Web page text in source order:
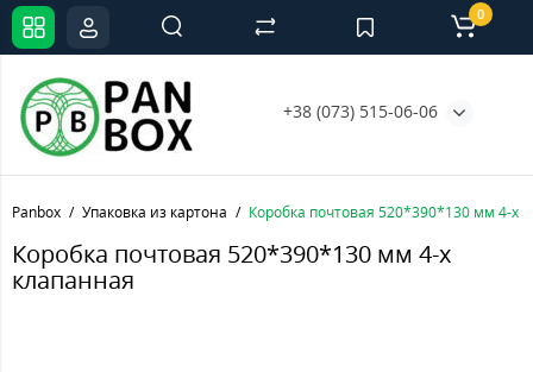
+38 (073) 515-06-06
0
Panbox Упаковка из картона Коробка почтовая 520*390*130 мм 4-х
Коробка почтовая 520*390*130 мм 4-х
клапанная